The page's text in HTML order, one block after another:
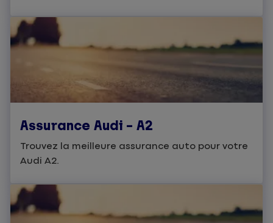
Assurance Audi – A2
Trouvez la meilleure assurance auto pour votre
Audi A2.